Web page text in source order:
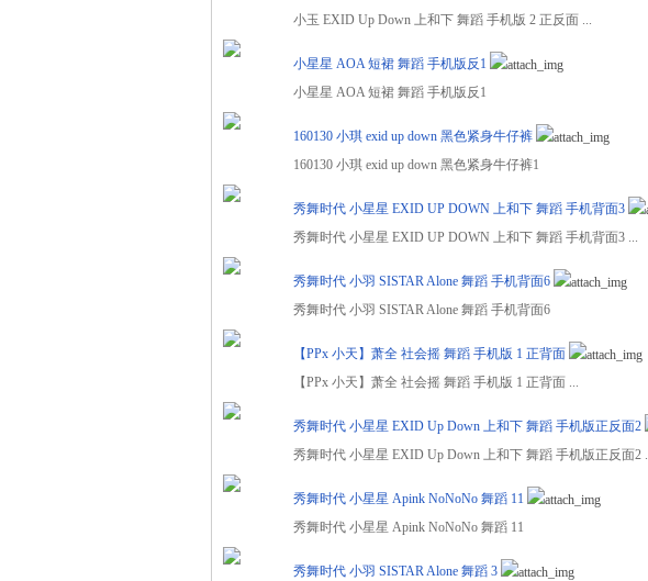
小玉 EXID Up Down 上和下 舞蹈 手机版 2 正反面 ...
小星星 AOA 短裙 舞蹈 手机版反1
小星星 AOA 短裙 舞蹈 手机版反1
160130 小琪 exid up down 黑色紧身牛仔裤
160130 小琪 exid up down 黑色紧身牛仔裤1
秀舞时代 小星星 EXID UP DOWN 上和下 舞蹈 手机背面3
秀舞时代 小星星 EXID UP DOWN 上和下 舞蹈 手机背面3 ...
秀舞时代 小羽 SISTAR Alone 舞蹈 手机背面6
秀舞时代 小羽 SISTAR Alone 舞蹈 手机背面6
【PPx 小天】萧全 社会摇 舞蹈 手机版 1 正背面
【PPx 小天】萧全 社会摇 舞蹈 手机版 1 正背面 ...
秀舞时代 小星星 EXID Up Down 上和下 舞蹈 手机版正反面2
秀舞时代 小星星 EXID Up Down 上和下 舞蹈 手机版正反面2 ...
秀舞时代 小星星 Apink NoNoNo 舞蹈 11
秀舞时代 小星星 Apink NoNoNo 舞蹈 11
秀舞时代 小羽 SISTAR Alone 舞蹈 3